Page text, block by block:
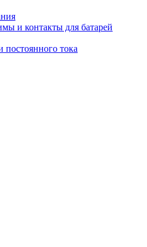
и контакты для батарей
постоянного тока